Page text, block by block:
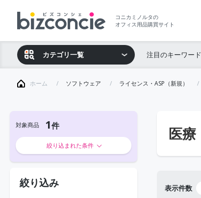
コニカミノルタの
オフィス用品購買サイト
カテゴリ一覧 注目のキーワード
ホーム ソフトウェア ライセンス・ASP（新規）
医療
表示件数
対象商品 1
絞り込まれた条件
絞り込み